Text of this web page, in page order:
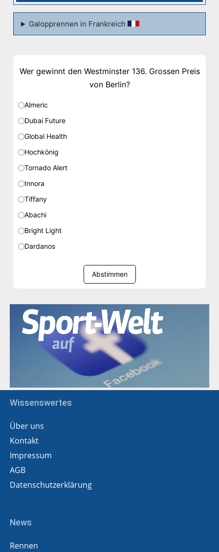
Galopprennen in Frankreich
Wer gewinnt den Westminster 136. Grossen Preis
von Berlin?
Almeric
Dubai Future
Global Health
Hochkönig
Tornado Alert
Innora
Tiffany
Abachi
Bright Light
Dardanos
Abstimmen
Wissenswertes
Über uns
Kontakt
Impressum
AGB
Datenschutzerklärung
News
Rennen